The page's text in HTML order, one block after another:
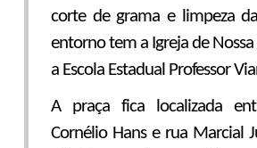
corte de grama e limpeza
entorno tem a Igreja de
a Escola Estadual Professor
A praça fica localizada
Cornélio Hans e rua Marcial